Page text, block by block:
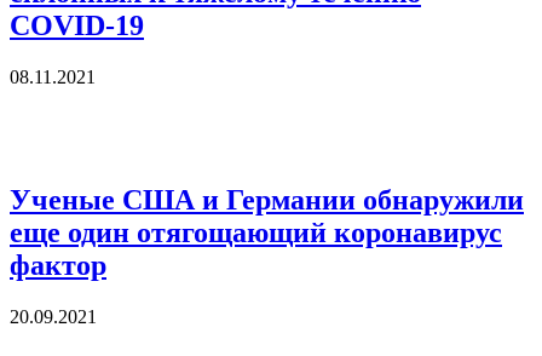
COVID-19
08.11.2021
Ученые США и Германии обнаружили
еще один отягощающий коронавирус
фактор
20.09.2021